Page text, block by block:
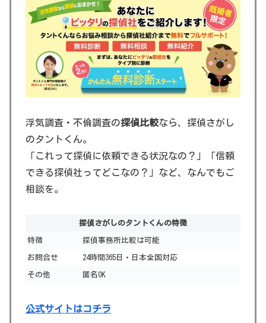
浮気調査・不倫調査の探偵比較なら、探偵さがし
のタントくん。
「これって探偵に依頼できる状況なの？」「信頼
できる探偵社ってどこなの？」など、なんでもご
相談を。
探偵さがしのタントくんの特徴
特徴 探偵事務所比較は可能
お問合せ 24時間365日・日本全国対応
その他 匿名OK
公式サイトはコチラ